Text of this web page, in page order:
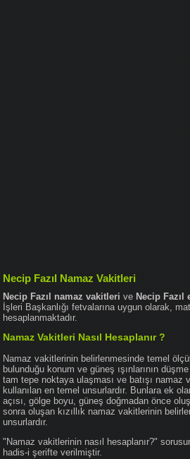
Necip Fazıl Namaz Vakitleri
Necip Fazıl namaz vakitleri ve Necip Fazıl
İşleri Başkanlığı fetvalarına uygun olarak,
hesaplanmaktadır.
Namaz Vakitleri Nasıl Hesaplanır ?
Namaz vakitlerinin belirlenmesinde temel
bulunduğu konum ve güneş ışınlarının
tam tepe noktaya ulaşması ve batışı namaz
kullanılan en temel unsurlardır. Bunlara ek
açısı, gölge boyu, güneş doğmadan önce
sonra oluşan kızıllık namaz vakitlerinin
unsurlardır.
"Namaz vakitlerinin nasıl hesaplanır?"
hadis-i şerifte verilmiştir.